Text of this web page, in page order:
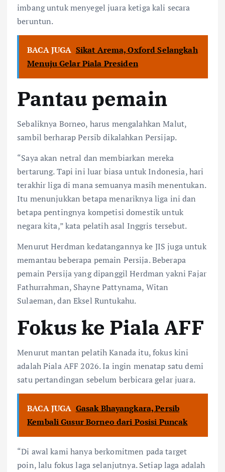
imbang untuk menyegel juara ketiga kali secara
beruntun.
BACA JUGA Sikat Arema, Oxford Selangkah
Menuju Gelar Piala Presiden
Pantau pemain
Sebaliknya Borneo, harus mengalahkan Malut,
sambil berharap Persib dikalahkan Persijap.
“Saya akan netral dan membiarkan mereka
bertarung. Tapi ini luar biasa untuk Indonesia, hari
terakhir liga di mana semuanya masih menentukan.
Itu menunjukkan betapa menariknya liga ini dan
betapa pentingnya kompetisi domestik untuk
negara kita,” kata pelatih asal Inggris tersebut.
Menurut Herdman kedatangannya ke JIS juga untuk
memantau beberapa pemain Persija. Beberapa
pemain Persija yang dipanggil Herdman yakni Fajar
Fathurrahman, Shayne Pattynama, Witan
Sulaeman, dan Eksel Runtukahu.
Fokus ke Piala AFF
Menurut mantan pelatih Kanada itu, fokus kini
adalah Piala AFF 2026. Ia ingin menatap satu demi
satu pertandingan sebelum berbicara gelar juara.
BACA JUGA Gasak Bhayangkara, Persib
Kembali Gusur Borneo dari Posisi Puncak
“Di awal kami hanya berkomitmen pada target
poin, lalu fokus laga selanjutnya. Setiap laga adalah